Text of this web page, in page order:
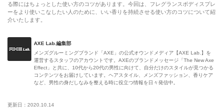
る際にはちょっとした使い方のコツがあります。今回は、フレグランスボディスプレ
ーをより使いこなしたい人のために、いい香りを持続させる使い方のコツについて紹
介いたします。
AXE Lab.編集部
メンズグルーミングブランド「AXE」の公式オウンドメディア【AXE Lab.】を
運営するスタッフのアカウントです。AXEのブランドメッセージ「The New Axe
Effect」と共に、10代から20代の男性に向けて、自分だけのスタイルが見つかる
コンテンツをお届けしています。ヘアスタイル、メンズファッション、香りケア
など、男性の身だしなみを整える時に役立つ情報を日々発信中。
更新日：2020.10.14